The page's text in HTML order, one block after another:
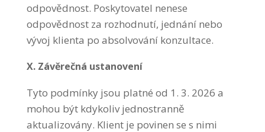
odpovědnost. Poskytovatel nenese
odpovědnost za rozhodnutí, jednání nebo
vývoj klienta po absolvování konzultace.
X. Závěrečná ustanovení
Tyto podmínky jsou platné od 1. 3. 2026 a
mohou být kdykoliv jednostranně
aktualizovány. Klient je povinen se s nimi